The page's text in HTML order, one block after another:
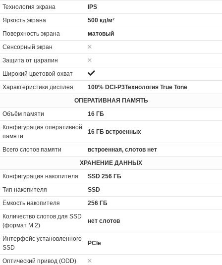
Технология экрана
IPS
Яркость экрана
500 кд/м²
Поверхность экрана
матовый
Сенсорный экран
Защита от царапин
Широкий цветовой охват
Характеристики дисплея
100% DCI-P3Технология True Tone
ОПЕРАТИВНАЯ ПАМЯТЬ
Объём памяти
16 ГБ
Конфигурация оперативной
памяти
16 ГБ встроенных
Всего слотов памяти
встроенная, слотов нет
ХРАНЕНИЕ ДАННЫХ
Конфигурация накопителя
SSD 256 ГБ
Тип накопителя
SSD
Ёмкость накопителя
256 ГБ
Количество слотов для SSD
(формат M.2)
нет слотов
Интерфейс установленного
SSD
PCIe
Оптический привод (ODD)